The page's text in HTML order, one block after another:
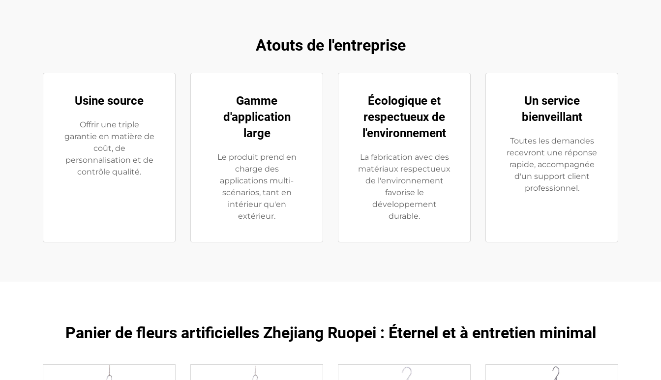
Atouts de l'entreprise
Usine source
Offrir une triple
garantie en matière de
coût, de
personnalisation et de
contrôle qualité.
Gamme
d'application
large
Le produit prend en
charge des
applications multi-
scénarios, tant en
intérieur qu'en
extérieur.
Écologique et
respectueux de
l'environnement
La fabrication avec des
matériaux respectueux
de l'environnement
favorise le
développement
durable.
Un service
bienveillant
Toutes les demandes
recevront une réponse
rapide, accompagnée
d'un support client
professionnel.
Panier de fleurs artificielles Zhejiang Ruopei : Éternel et à entretien minimal